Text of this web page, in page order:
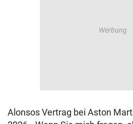
Alonsos Vertrag bei Aston